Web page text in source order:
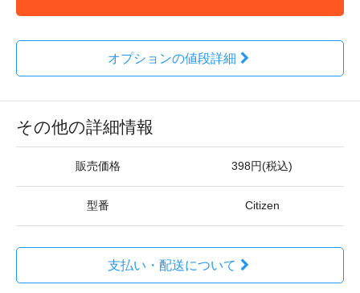
オプションの値段詳細
その他の詳細情報
販売価格 398円(税込)
型番 Citizen
支払い・配送について